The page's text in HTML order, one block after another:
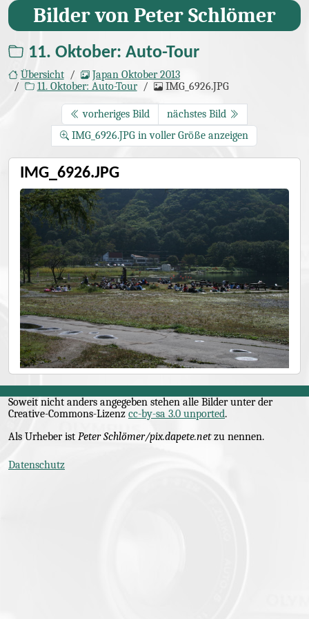
Bilder von Peter Schlömer
11. Oktober: Auto-Tour
Übersicht
Japan Oktober 2013
11. Oktober: Auto-Tour
IMG_6926.JPG
vorheriges Bild
nächstes Bild
IMG_6926.JPG in voller Größe anzeigen
IMG_6926.JPG
Soweit nicht anders angegeben stehen alle Bilder unter der
Creative-Commons-Lizenz cc-by-sa 3.0 unported.
Als Urheber ist Peter Schlömer/pix.dapete.netzu nennen.
Datenschutz